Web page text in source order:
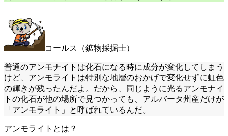
コールス（鉱物採掘士）
普通のアンモナイトは化石になる時に成分が変化してしまう
けど、アンモライトは特別な地層のおかげで変化せずに虹色
の輝きが残ったんだよ。だから、同じように光るアンモナイ
トの化石が他の場所で見つかっても、アルバータ州産だけが
「アンモライト」と呼ばれているんだ。
アンモライトとは？